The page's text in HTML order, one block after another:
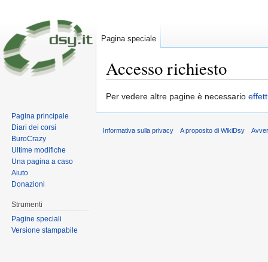
Accesso richiesto
Per vedere altre pagine è necessario
Pagina speciale
Pagina principale
Diari dei corsi
BuroCrazy
Ultime modifiche
Una pagina a caso
Aiuto
Donazioni
Strumenti
Pagine speciali
Versione stampabile
Informativa sulla privacy A proposito di WikiDsy